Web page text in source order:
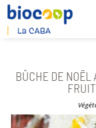
BÛCHE DE NOËL